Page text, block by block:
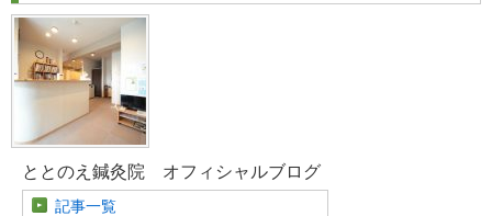
機能性ディスペプシアの症例を追加しました
2025年8月13日
登校前の腹痛 過敏性腸症候群の症例を追加しました。
2025年3月1日
3月のお知らせ
ととのえ鍼灸院 オフィシャルブログ
記事一覧